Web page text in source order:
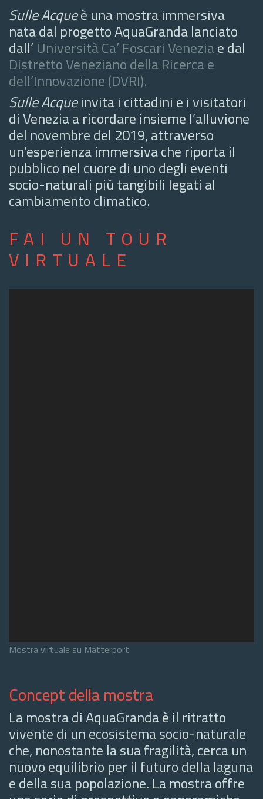
Sulle Acqueè una mostra immersiva
nata dal progetto AquaGranda lanciato
dall’ Università Ca’ Foscari Veneziae dal
Distretto Veneziano della Ricerca e
dell’Innovazione (DVRI).
Sulle Acqueinvita i cittadini e i visitatori
di Venezia a ricordare insieme l’alluvione
del novembre del 2019, attraverso
un’esperienza immersiva che riporta il
pubblico nel cuore di uno degli eventi
socio-naturali più tangibili legati al
cambiamento climatico.
FAI UN TOUR
VIRTUALE
Mostra virtuale su Matterport
Concept della mostra
La mostra di AquaGranda è il ritratto
vivente di un ecosistema socio-naturale
che, nonostante la sua fragilità, cerca un
nuovo equilibrio per il futuro della laguna
e della sua popolazione. La mostra offre